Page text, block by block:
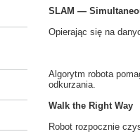
SLAM —
Opierając się na
Algorytm robota
odkurzania.
Walk the Right Way
Robot rozpocznie